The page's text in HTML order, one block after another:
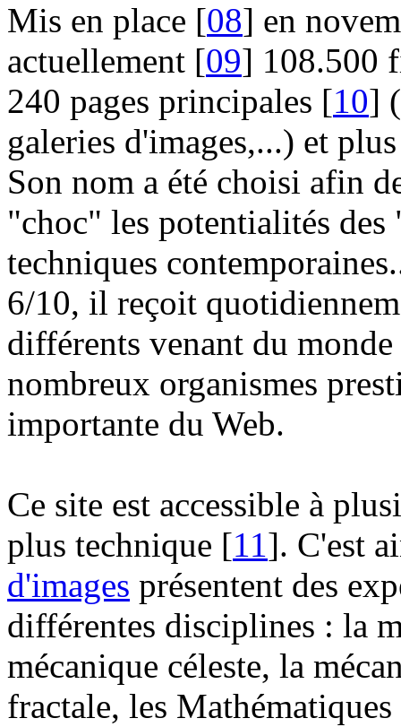
Mis en place [08] en
actuellement [09] 108.500
240 pages principales [10]
galeries d'images,...) et
Son nom a été choisi afin
"choc" les potentialités
techniques
6/10, il reçoit
différents venant du
nombreux organismes
importante du Web.
Ce site est accessible à
plus technique [11]. C'est
d'images présentent des
différentes disciplines : la
mécanique céleste, la
fractale, les